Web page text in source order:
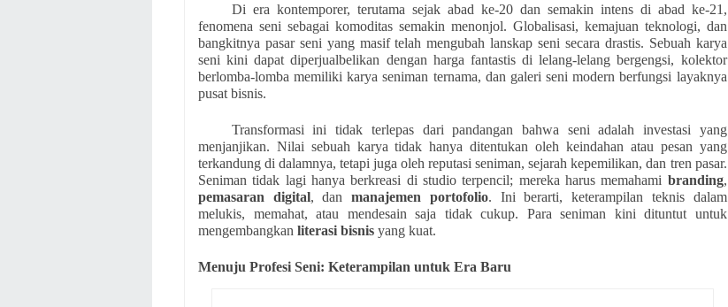
Di era kontemporer, terutama sejak abad ke-20 dan semakin intens di abad ke-21,
fenomena seni sebagai komoditas semakin menonjol. Globalisasi, kemajuan teknologi, dan
bangkitnya pasar seni yang masif telah mengubah lanskap seni secara drastis. Sebuah karya
seni kini dapat diperjualbelikan dengan harga fantastis di lelang-lelang bergengsi, kolektor
berlomba-lomba memiliki karya seniman ternama, dan galeri seni modern berfungsi layaknya
pusat bisnis.
Transformasi ini tidak terlepas dari pandangan bahwa seni adalah investasi yang
menjanjikan. Nilai sebuah karya tidak hanya ditentukan oleh keindahan atau pesan yang
terkandung di dalamnya, tetapi juga oleh reputasi seniman, sejarah kepemilikan, dan tren pasar.
Seniman tidak lagi hanya berkreasi di studio terpencil; mereka harus memahami branding,
pemasaran digital, danmanajemen portofolio. Ini berarti, keterampilan teknis dalam
melukis, memahat, atau mendesain saja tidak cukup. Para seniman kini dituntut untuk
mengembangkan literasi bisnis yang kuat.
Menuju Profesi Seni: Keterampilan untuk Era Baru